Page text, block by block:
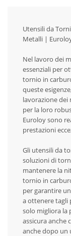
Utensili da
Metalli |
Nel lavoro dei
essenziali per
tornio in
queste
lavorazione
per la loro
Euroloy sono
prestazioni
Gli utensili da
soluzioni di
mantenere la
tornio in
per garantire
a ottenere tagli
solo migliora
assicura anche
anche dopo un